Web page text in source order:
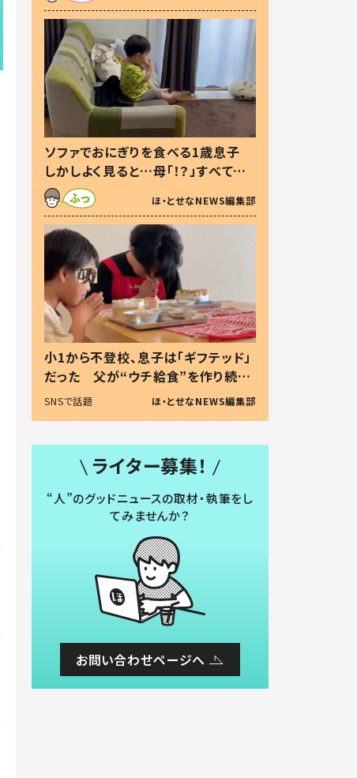
ソファでおにぎりを食べる1歳息子
しかしよく見ると…母「！？」すべてを
察した母の投稿に「可愛いから許
す！」「現行犯〜」
ほ・とせなNEWS編集部
小1から不登校、息子は「ギフテッド」
だった 父が“ウチ給食”を作り続け
る理由とは #令和の親 #令和の子
SNSで話題 ほ・とせなNEWS編集部
ライター募集！
“人”のグッドニュースの取材・執筆をし
てみませんか？
お問い合わせページへ